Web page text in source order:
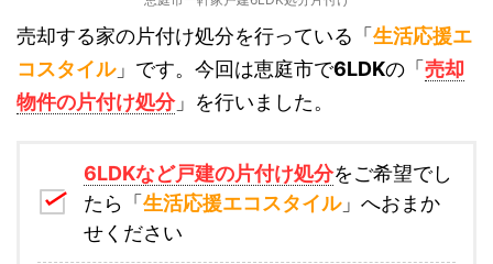
売却する家の片付け処分を行っている「 生活応援エ
コスタイル」です。今回は恵庭市で6LDKの「 売却
物件の片付け処分」を行いました。
6LDKなど戸建の片付け処分をご希望でし
たら「生活応援エコスタイル」へおまか
せください